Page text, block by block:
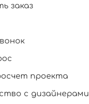
заказ
проекта
с дизайнерами